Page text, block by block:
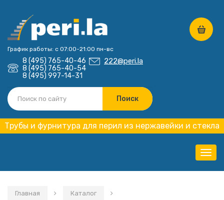
График работы: с 07:00-21:00 пн-вс
8 (495) 765-40-46
8 (495) 765-40-54
8 (495) 997-14-31
222@peri.la
Трубы и фурнитура для перил из нержавейки и стекла
Главная Каталог